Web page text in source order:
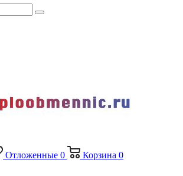
Отложенные 0 Корзина 0